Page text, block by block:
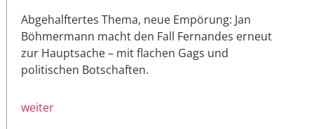
Abgehalftertes Thema, neue Empörung: Jan
Böhmermann macht den Fall Fernandes erneut
zur Hauptsache – mit flachen Gags und
politischen Botschaften.
weiter